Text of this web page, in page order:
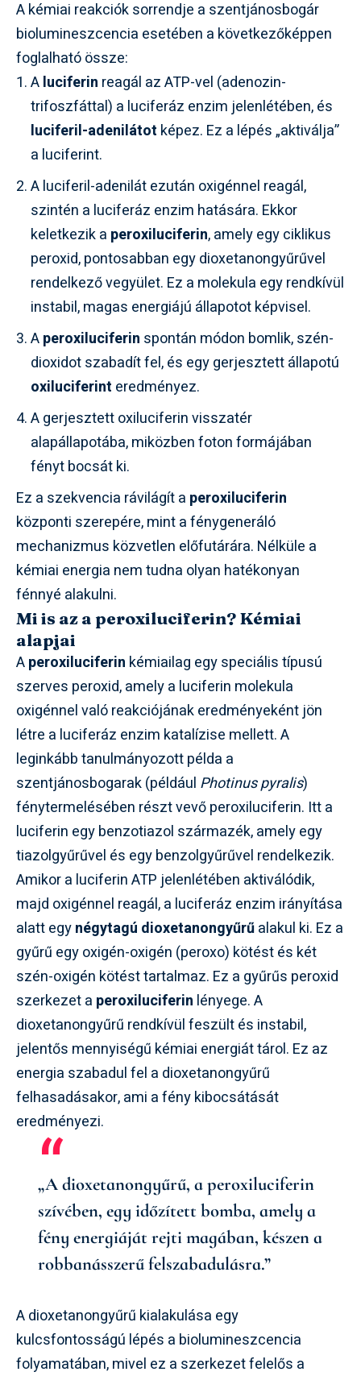
A kémiai reakciók sorrendje a szentjánosbogár
biolumineszcencia esetében a következőképpen
foglalható össze:
Aluciferin reagál az ATP-vel (adenozin-
trifoszfáttal) a luciferáz enzim jelenlétében, és
luciferil-adenilátot képez. Ez a lépés „aktiválja”
a luciferint.
A luciferil-adenilát ezután oxigénnel reagál,
szintén a luciferáz enzim hatására. Ekkor
keletkezik a peroxiluciferin, amely egy ciklikus
peroxid, pontosabban egy dioxetanongyűrűvel
rendelkező vegyület. Ez a molekula egy rendkívül
instabil, magas energiájú állapotot képvisel.
Aperoxiluciferin spontán módon bomlik, szén-
dioxidot szabadít fel, és egy gerjesztett állapotú
oxiluciferint eredményez.
A gerjesztett oxiluciferin visszatér
alapállapotába, miközben foton formájában
fényt bocsát ki.
Ez a szekvencia rávilágít a peroxiluciferin
központi szerepére, mint a fénygeneráló
mechanizmus közvetlen előfutárára. Nélküle a
kémiai energia nem tudna olyan hatékonyan
fénnyé alakulni.
Mi is az a peroxiluciferin? Kémiai
alapjai
Aperoxiluciferin kémiailag egy speciális típusú
szerves peroxid, amely a luciferin molekula
oxigénnel való reakciójának eredményeként jön
létre a luciferáz enzim katalízise mellett. A
leginkább tanulmányozott példa a
szentjánosbogarak (például Photinus pyralis)
fénytermelésében részt vevő peroxiluciferin. Itt a
luciferin egy benzotiazol származék, amely egy
tiazolgyűrűvel és egy benzolgyűrűvel rendelkezik.
Amikor a luciferin ATP jelenlétében aktiválódik,
majd oxigénnel reagál, a luciferáz enzim irányítása
alatt egynégytagú dioxetanongyűrűalakul ki. Ez a
gyűrű egy oxigén-oxigén (peroxo) kötést és két
szén-oxigén kötést tartalmaz. Ez a gyűrűs peroxid
szerkezet a peroxiluciferin lényege. A
dioxetanongyűrű rendkívül feszült és instabil,
jelentős mennyiségű kémiai energiát tárol. Ez az
energia szabadul fel a dioxetanongyűrű
felhasadásakor, ami a fény kibocsátását
eredményezi.
„A dioxetanongyűrű, a peroxiluciferin
szívében, egy időzített bomba, amely a
fény energiáját rejti magában, készen a
robbanásszerű felszabadulásra.”
A dioxetanongyűrű kialakulása egy
kulcsfontosságú lépés a biolumineszcencia
folyamatában, mivel ez a szerkezet felelős a